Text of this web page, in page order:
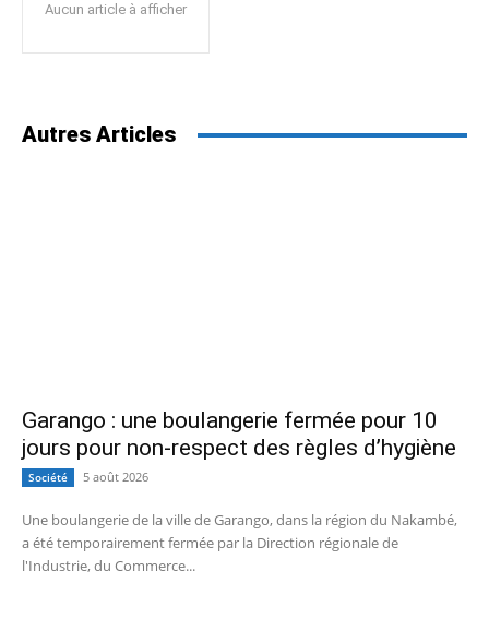
Aucun article à afficher
Autres Articles
Garango : une boulangerie fermée pour 10
jours pour non-respect des règles d’hygiène
Société 5 août 2026
Une boulangerie de la ville de Garango, dans la région du Nakambé,
a été temporairement fermée par la Direction régionale de
l'Industrie, du Commerce...